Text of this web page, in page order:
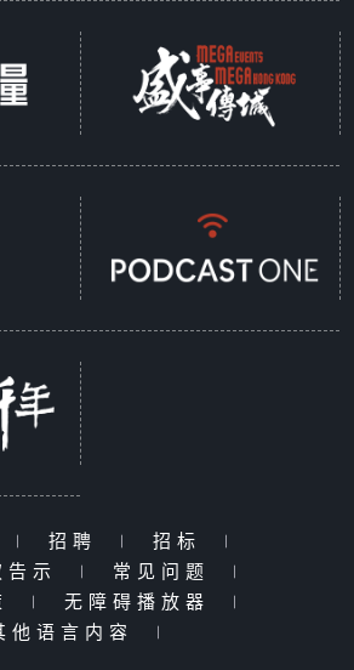
| 招聘 | 招标
|
告示
| 常见问题
|
| 无障碍播放器
|
他语言内容
|